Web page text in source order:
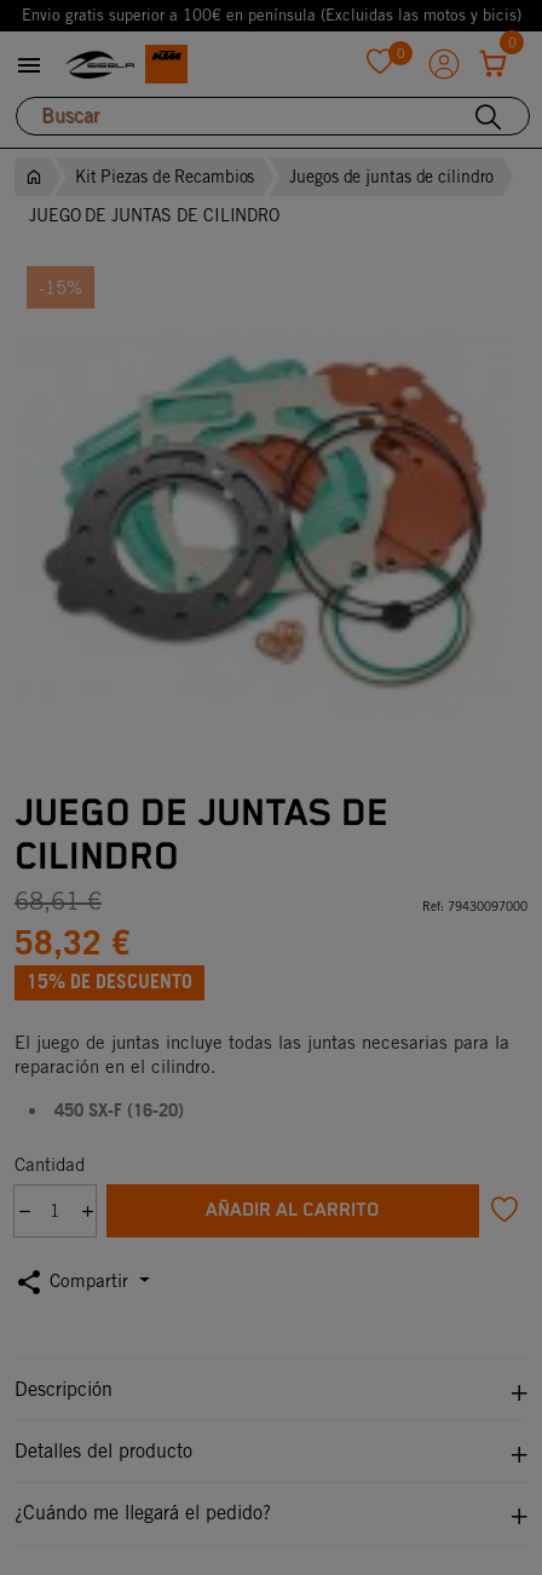
Envio gratis superior a 100€ en península (Excluidas las motos y bicis)
 0
0
Kit Piezas de Recambios
Juegos de juntas de cilindro
JUEGO DE JUNTAS DE CILINDRO
-15%
JUEGO DE JUNTAS DE
CILINDRO
68,61 €
58,32 €
15% DE DESCUENTO
Ref: 79430097000
El juego de juntas incluye todas las juntas necesarias para la
reparación en el cilindro.
450 SX-F (16-20)
Cantidad
AÑADIR AL CARRITO
share Compartir
Descripción
Detalles del producto
¿Cuándo me llegará el pedido?